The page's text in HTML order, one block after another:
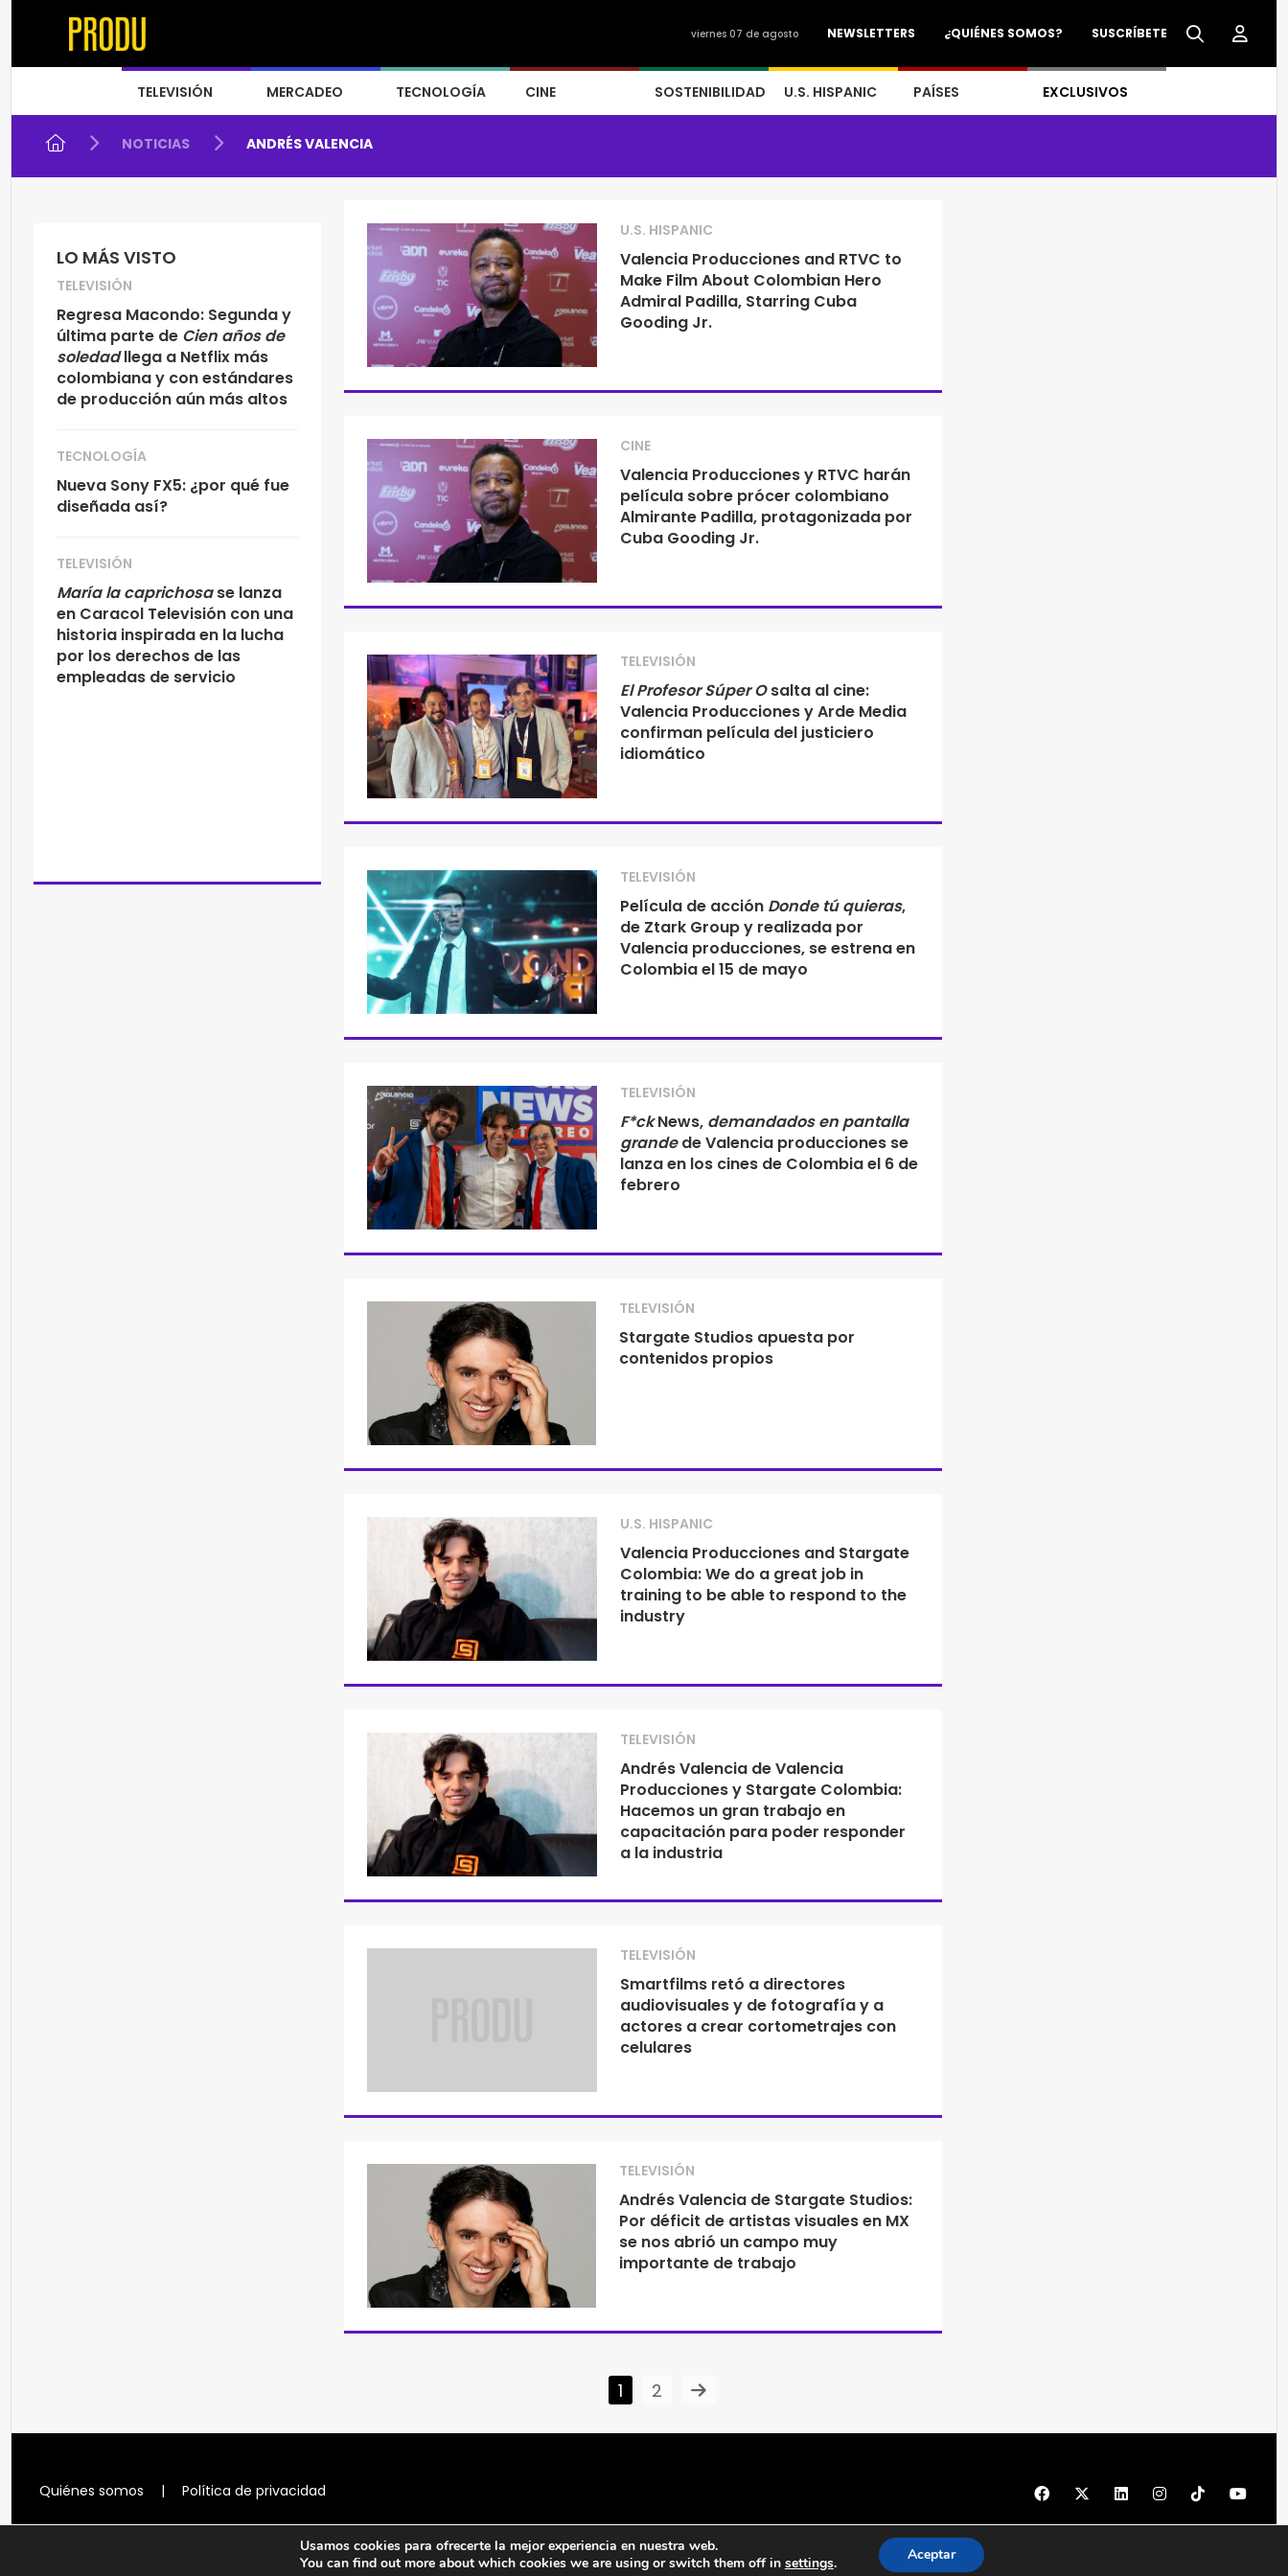
SUSCRÍBETE
¿QUIÉNES SOMOS?
NEWSLETTERS
viernes 07 de agosto
TELEVISIÓN MERCADEO TECNOLOGÍA CINE SOSTENIBILIDAD U.S. HISPANIC PAÍSES EXCLUSIVOS
NOTICIAS ANDRÉS VALENCIA
LO MÁS VISTO
TELEVISIÓN
Regresa Macondo: Segunda y
última parte de Cien años de
soledadllega a Netflix más
colombiana y con estándares
de producción aún más altos
TECNOLOGÍA
Nueva Sony FX5: ¿por qué fue
diseñada así?
TELEVISIÓN
María la caprichosase lanza
en Caracol Televisión con una
historia inspirada en la lucha
por los derechos de las
empleadas de servicio
U.S. HISPANIC
Valencia Producciones and RTVC to
Make Film About Colombian Hero
Admiral Padilla, Starring Cuba
Gooding Jr.
CINE
Valencia Producciones y RTVC harán
película sobre prócer colombiano
Almirante Padilla, protagonizada por
Cuba Gooding Jr.
TELEVISIÓN
El Profesor Súper Osalta al cine:
Valencia Producciones y Arde Media
confirman película del justiciero
idiomático
TELEVISIÓN
Película de acción Donde tú quieras,
de Ztark Group y realizada por
Valencia producciones, se estrena en
Colombia el 15 de mayo
TELEVISIÓN
F*ckNews,demandados en pantalla
grandede Valencia producciones se
lanza en los cines de Colombia el 6 de
febrero
TELEVISIÓN
Stargate Studios apuesta por
contenidos propios
U.S. HISPANIC
Valencia Producciones and Stargate
Colombia: We do a great job in
training to be able to respond to the
industry
TELEVISIÓN
Andrés Valencia de Valencia
Producciones y Stargate Colombia:
Hacemos un gran trabajo en
capacitación para poder responder
a la industria
TELEVISIÓN
Smartfilms retó a directores
audiovisuales y de fotografía y a
actores a crear cortometrajes con
celulares
TELEVISIÓN
Andrés Valencia de Stargate Studios:
Por déficit de artistas visuales en MX
se nos abrió un campo muy
importante de trabajo
1 2
Quiénes somos | Política de privacidad
© 1997 - 2026 PRODU - Todos los derechos reservados
Usamos cookies para ofrecerte la mejor experiencia en nuestra web.
You can find out more about which cookies we are using or switch them off in settings. Aceptar